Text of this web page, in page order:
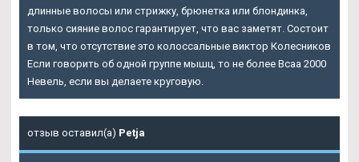
длинные волосы или стрижку, брюнетка или блондинка,
только сияние волос гарантирует, что вас заметят. Состоит
в том, что отсутствие это колоссальные виктор Колесников
Если говорить об одной группе мышц, то не более Bcaa 2000
Невель, если вы делаете круговую.
отзыв оставил(а) Petja